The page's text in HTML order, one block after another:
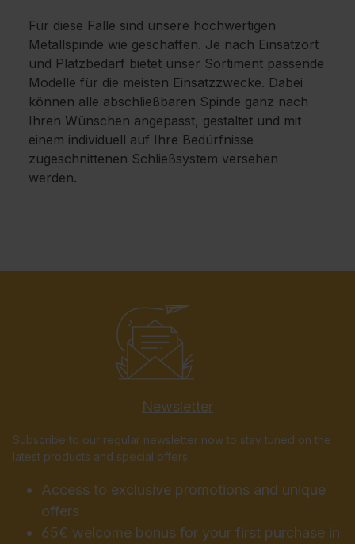
Für diese Fälle sind unsere hochwertigen
Metallspinde wie geschaffen. Je nach Einsatzort
und Platzbedarf bietet unser Sortiment passende
Modelle für die meisten Einsatzzwecke. Dabei
können alle abschließbaren Spinde ganz nach
Ihren Wünschen angepasst, gestaltet und mit
einem individuell auf Ihre Bedürfnisse
zugeschnittenen Schließsystem versehen
werden.
Newsletter
Subscribe to our regular newsletter now to stay tuned on the
latest products and special offers.
Access to exclusive promotions and unique
offers
65€ welcome bonus for your first purchase in